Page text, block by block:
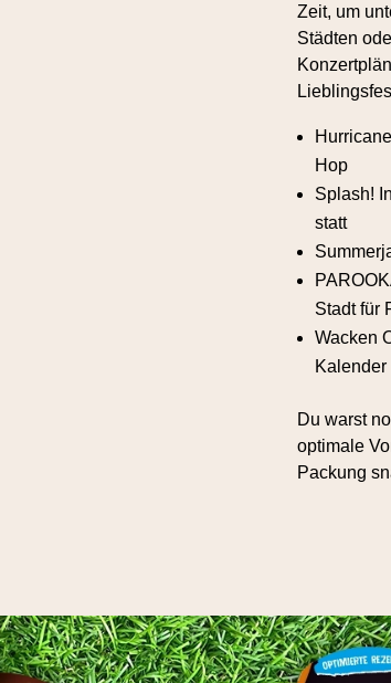
Zeit, um
Städten
Hop
Splash!
statt
Stadt für
Wacken
Kalender
Du warst
optimale
Packung